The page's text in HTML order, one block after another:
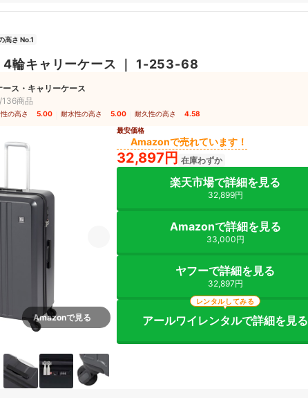
高さ No.1
4輪キャリーケース 1-253-68
ース・キャリーケース
/136商品
の高さ 5.00 耐水性の高さ 5.00 耐久性の高さ 4.58
Amazonで見る
最安価格
Amazonで売れています！
32,897円 在庫わずか
楽天市場で詳細を見る
32,899円
Amazonで詳細を見る
33,000円
ヤフーで詳細を見る
32,897円
アールワイレンタルで詳細を見る
レンタルしてみる